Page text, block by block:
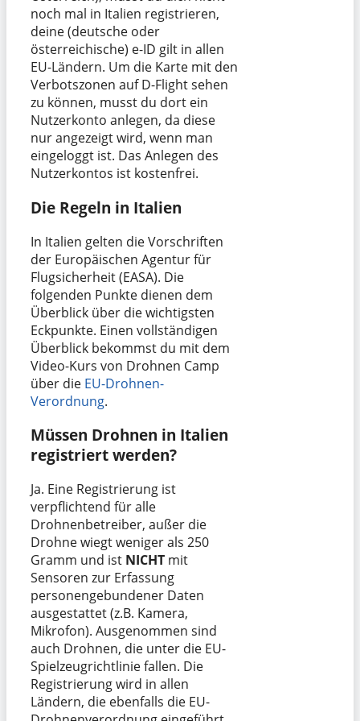
noch mal in Italien registrieren,
deine (deutsche oder
österreichische) e-ID gilt in allen
EU-Ländern. Um die Karte mit den
Verbotszonen auf D-Flight sehen
zu können, musst du dort ein
Nutzerkonto anlegen, da diese
nur angezeigt wird, wenn man
eingeloggt ist. Das Anlegen des
Nutzerkontos ist kostenfrei.
Die Regeln in Italien
In Italien gelten die Vorschriften
der Europäischen Agentur für
Flugsicherheit (EASA). Die
folgenden Punkte dienen dem
Überblick über die wichtigsten
Eckpunkte. Einen vollständigen
Überblick bekommst du mit dem
Video-Kurs von Drohnen Camp
über die EU-Drohnen-
Verordnung.
Müssen Drohnen in Italien
registriert werden?
Ja. Eine Registrierung ist
verpflichtend für alle
Drohnenbetreiber, außer die
Drohne wiegt weniger als 250
Gramm und ist NICHT mit
Sensoren zur Erfassung
personengebundener Daten
ausgestattet (z.B. Kamera,
Mikrofon). Ausgenommen sind
auch Drohnen, die unter die EU-
Spielzeugrichtlinie fallen. Die
Registrierung wird in allen
Ländern, die ebenfalls die EU-